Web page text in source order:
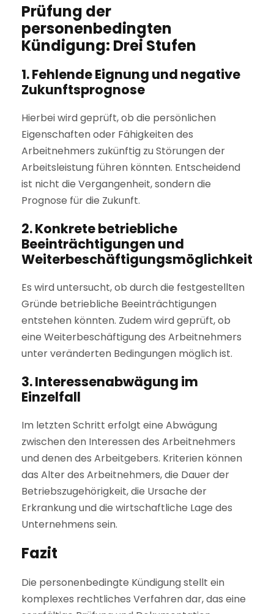
Prüfung der
personenbedingten
Kündigung: Drei Stufen
1. Fehlende Eignung und negative
Zukunftsprognose
Hierbei wird geprüft, ob die persönlichen
Eigenschaften oder Fähigkeiten des
Arbeitnehmers zukünftig zu Störungen der
Arbeitsleistung führen könnten. Entscheidend
ist nicht die Vergangenheit, sondern die
Prognose für die Zukunft.
2. Konkrete betriebliche
Beeinträchtigungen und
Weiterbeschäftigungsmöglichkeit
Es wird untersucht, ob durch die festgestellten
Gründe betriebliche Beeinträchtigungen
entstehen könnten. Zudem wird geprüft, ob
eine Weiterbeschäftigung des Arbeitnehmers
unter veränderten Bedingungen möglich ist.
3. Interessenabwägung im
Einzelfall
Im letzten Schritt erfolgt eine Abwägung
zwischen den Interessen des Arbeitnehmers
und denen des Arbeitgebers. Kriterien können
das Alter des Arbeitnehmers, die Dauer der
Betriebszugehörigkeit, die Ursache der
Erkrankung und die wirtschaftliche Lage des
Unternehmens sein.
Fazit
Die personenbedingte Kündigung stellt ein
komplexes rechtliches Verfahren dar, das eine